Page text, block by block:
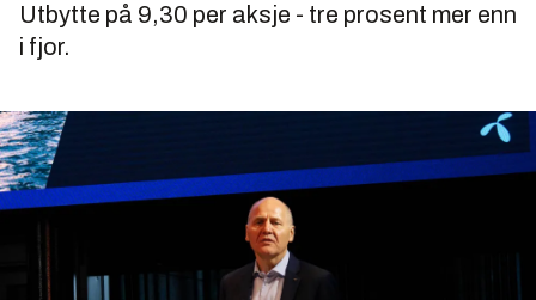
Utbytte på 9,30 per aksje - tre prosent mer enn
i fjor.